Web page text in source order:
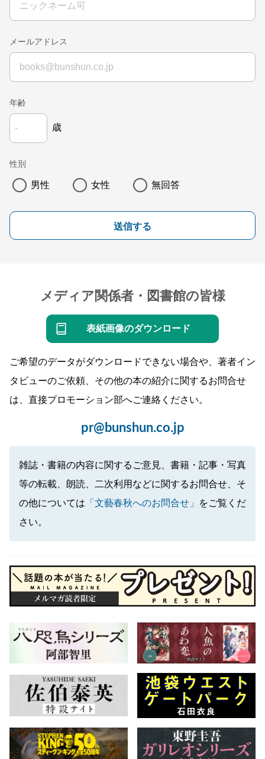
メールアドレス
年齢
歳
性別
男性 女性 無回答
送信する
メディア関係者・図書館の皆様
表紙画像のダウンロード
ご希望のデータがダウンロードできない場合や、著者イン
タビューのご依頼、その他の本の紹介に関するお問合せ
は、直接プロモーション部へご連絡ください。
pr@bunshun.co.jp
雑誌・書籍の内容に関するご意見、書籍・記事・写真
等の転載、朗読、二次利用などに関するお問合せ、そ
の他については 「文藝春秋へのお問合せ」
をご覧くだ
さい。